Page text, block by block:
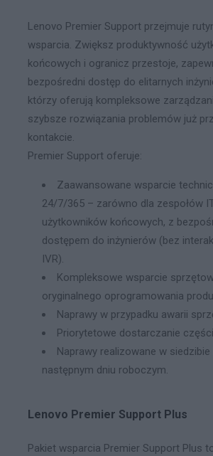
Lenovo Premier Support przejmuje
wsparcia. Zwiększ produktywność
końcowych i ogranicz przestoje,
bezpośredni dostęp do elitarnych
którzy oferują kompleksowe
szybsze rozwiązania problemów już
kontakcie.
Premier Support oferuje:
Zaawansowane wsparcie
24/7/365 – zarówno dla zespołów
użytkowników końcowych, z
dostępem do inżynierów (bez
IVR).
Kompleksowe wsparcie
oryginalnego oprogramowania
Naprawy w przypadku awarii
Priorytetowe dostarczanie
Naprawy realizowane w
następnym dniu roboczym.
Lenovo Premier Support Plus
Pakiet wsparcia Premier Support Plus